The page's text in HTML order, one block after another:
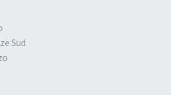
Sud